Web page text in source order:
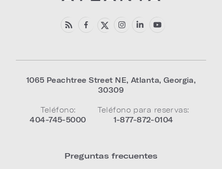
1065 Peachtree Street NE, Atlanta, Georgia,
30309
Teléfono:
404-745-5000
Teléfono para reservas:
1-877-872-0104
Preguntas frecuentes